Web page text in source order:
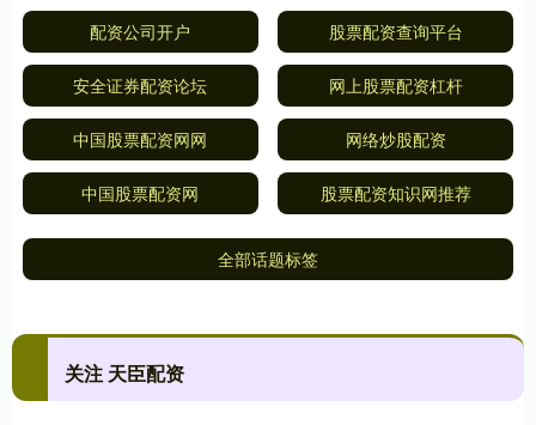
配资公司开户 股票配资查询平台
安全证券配资论坛 网上股票配资杠杆
中国股票配资网网 网络炒股配资
中国股票配资网 股票配资知识网推荐
全部话题标签
关注 天臣配资